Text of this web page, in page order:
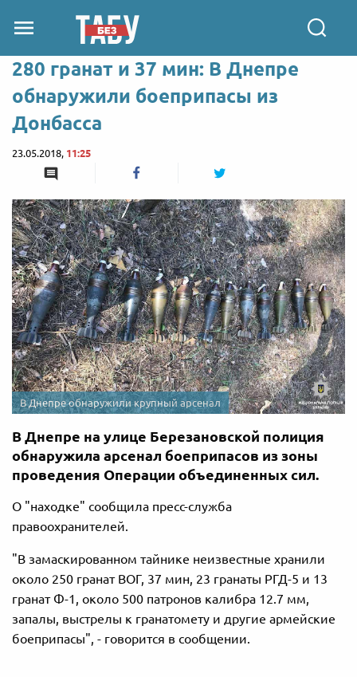
280 гранат и 37 мин: В Днепре
обнаружили боеприпасы из
Донбасса
23.05.2018, 11:25
В Днепре обнаружили крупный арсенал
В Днепре на улице Березановской полиция
обнаружила арсенал боеприпасов из зоны
проведения Операции объединенных сил.
О "находке" сообщила пресс-служба
правоохранителей.
"В замаскированном тайнике неизвестные хранили
около 250 гранат ВОГ, 37 мин, 23 гранаты РГД-5 и 13
гранат Ф-1, около 500 патронов калибра 12.7 мм,
запалы, выстрелы к гранатомету и другие армейские
боеприпасы", - говорится в сообщении.